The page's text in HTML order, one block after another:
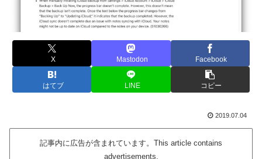
X Mastodon Facebook
はてブ LINE コピー
2019.07.04
記事内に広告が含まれています。This article contains
advertisements.